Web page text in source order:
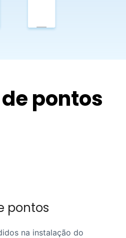
pontos
pontos
na instalação do